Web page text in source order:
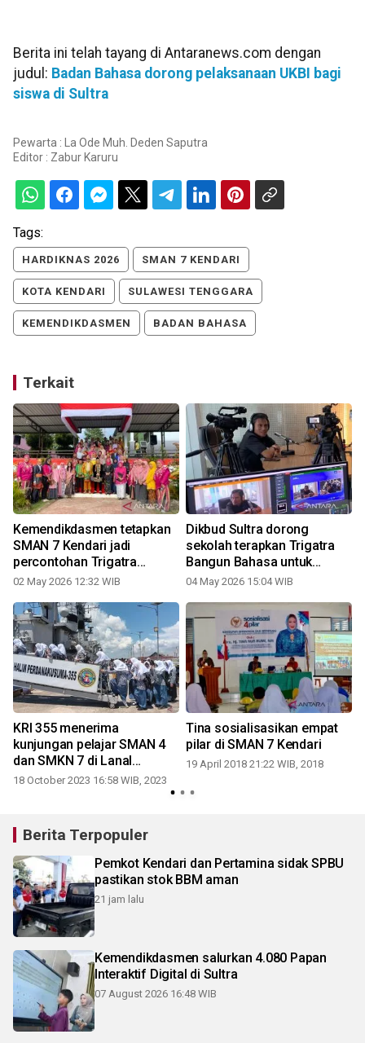
Berita ini telah tayang di Antaranews.com dengan
judul: Badan Bahasa dorong pelaksanaan UKBI bagi
siswa di Sultra
Pewarta : La Ode Muh. Deden Saputra
Editor : Zabur Karuru
Tags:
HARDIKNAS 2026 SMAN 7 KENDARI
KOTA KENDARI SULAWESI TENGGARA
KEMENDIKDASMEN BADAN BAHASA
Terkait
Kemendikdasmen tetapkan
SMAN 7 Kendari jadi
percontohan Trigatra
Bangun Bahasa
02 May 2026 12:32 WIB
Dikbud Sultra dorong
sekolah terapkan Trigatra
Bangun Bahasa untuk
perkuat literasi
04 May 2026 15:04 WIB
KRI 355 menerima
kunjungan pelajar SMAN 4
dan SMKN 7 di Lanal
Kendari
18 October 2023 16:58 WIB, 2023
Tina sosialisasikan empat
pilar di SMAN 7 Kendari
19 April 2018 21:22 WIB, 2018
Berita Terpopuler
Pemkot Kendari dan Pertamina sidak SPBU
pastikan stok BBM aman
21 jam lalu
Kemendikdasmen salurkan 4.080 Papan
Interaktif Digital di Sultra
07 August 2026 16:48 WIB